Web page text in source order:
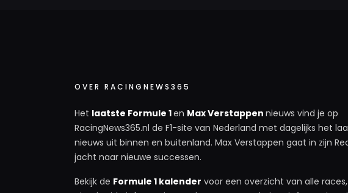
OVER RACINGNEWS365
Het laatste Formule 1en Max Verstappen nieuws vind je op
RacingNews365.nl de F1-site van Nederland met dagelijks het
nieuws uit binnen en buitenland. Max Verstappen gaat in zijn
jacht naar nieuwe successen.
Bekijk de Formule 1 kalender voor een overzicht van alle